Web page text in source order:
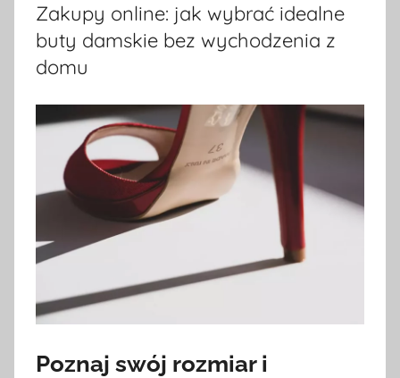
Zakupy online: jak wybrać idealne
buty damskie bez wychodzenia z
domu
Poznaj swój rozmiar i